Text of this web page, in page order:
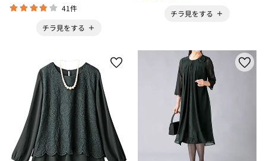
41件
チラ見をする
チラ見をする